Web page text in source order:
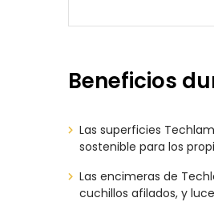
Beneficios
Las superficies
sostenible para los
Las encimeras de
cuchillos afilados, y